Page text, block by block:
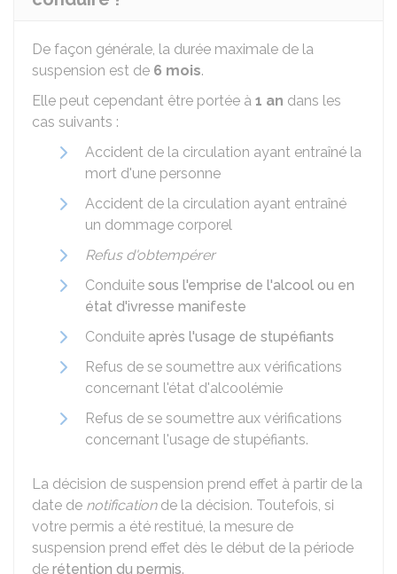
De façon générale, la durée maximale de la
suspension est de 6 mois.
Elle peut cependant être portée à 1 an dans les
cas suivants :
Accident de la circulation ayant entraîné la
mort d'une personne
Accident de la circulation ayant entraîné
un dommage corporel
Refus d'obtempérer
Conduite sous l'emprise de l'alcool ou en
état d'ivresse manifeste
Conduite après l'usage de stupéfiants
Refus de se soumettre aux vérifications
concernant l'état d'alcoolémie
Refus de se soumettre aux vérifications
concernant l'usage de stupéfiants.
La décision de suspension prend effet à partir de la
date de notificationde la décision. Toutefois, si
votre permis a été restitué, la mesure de
suspension prend effet dès le début de la période
de rétention du permis.